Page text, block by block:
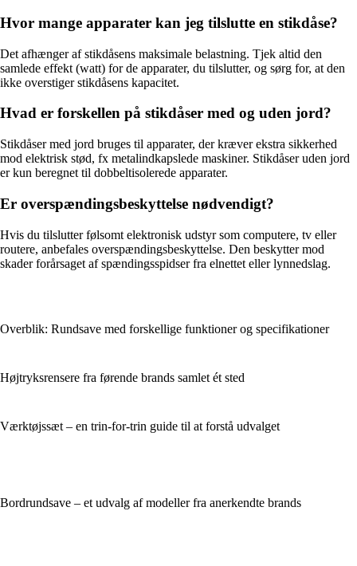
Hvor mange apparater kan jeg tilslutte en stikdåse?
Det afhænger af stikdåsens maksimale belastning. Tjek altid den
samlede effekt (watt) for de apparater, du tilslutter, og sørg for, at den
ikke overstiger stikdåsens kapacitet.
Hvad er forskellen på stikdåser med og uden jord?
Stikdåser med jord bruges til apparater, der kræver ekstra sikkerhed
mod elektrisk stød, fx metalindkapslede maskiner. Stikdåser uden jord
er kun beregnet til dobbeltisolerede apparater.
Er overspændingsbeskyttelse nødvendigt?
Hvis du tilslutter følsomt elektronisk udstyr som computere, tv eller
routere, anbefales overspændingsbeskyttelse. Den beskytter mod
skader forårsaget af spændingsspidser fra elnettet eller lynnedslag.
Overblik: Rundsave med forskellige funktioner og specifikationer
Højtryksrensere fra førende brands samlet ét sted
Værktøjssæt – en trin-for-trin guide til at forstå udvalget
Bordrundsave – et udvalg af modeller fra anerkendte brands